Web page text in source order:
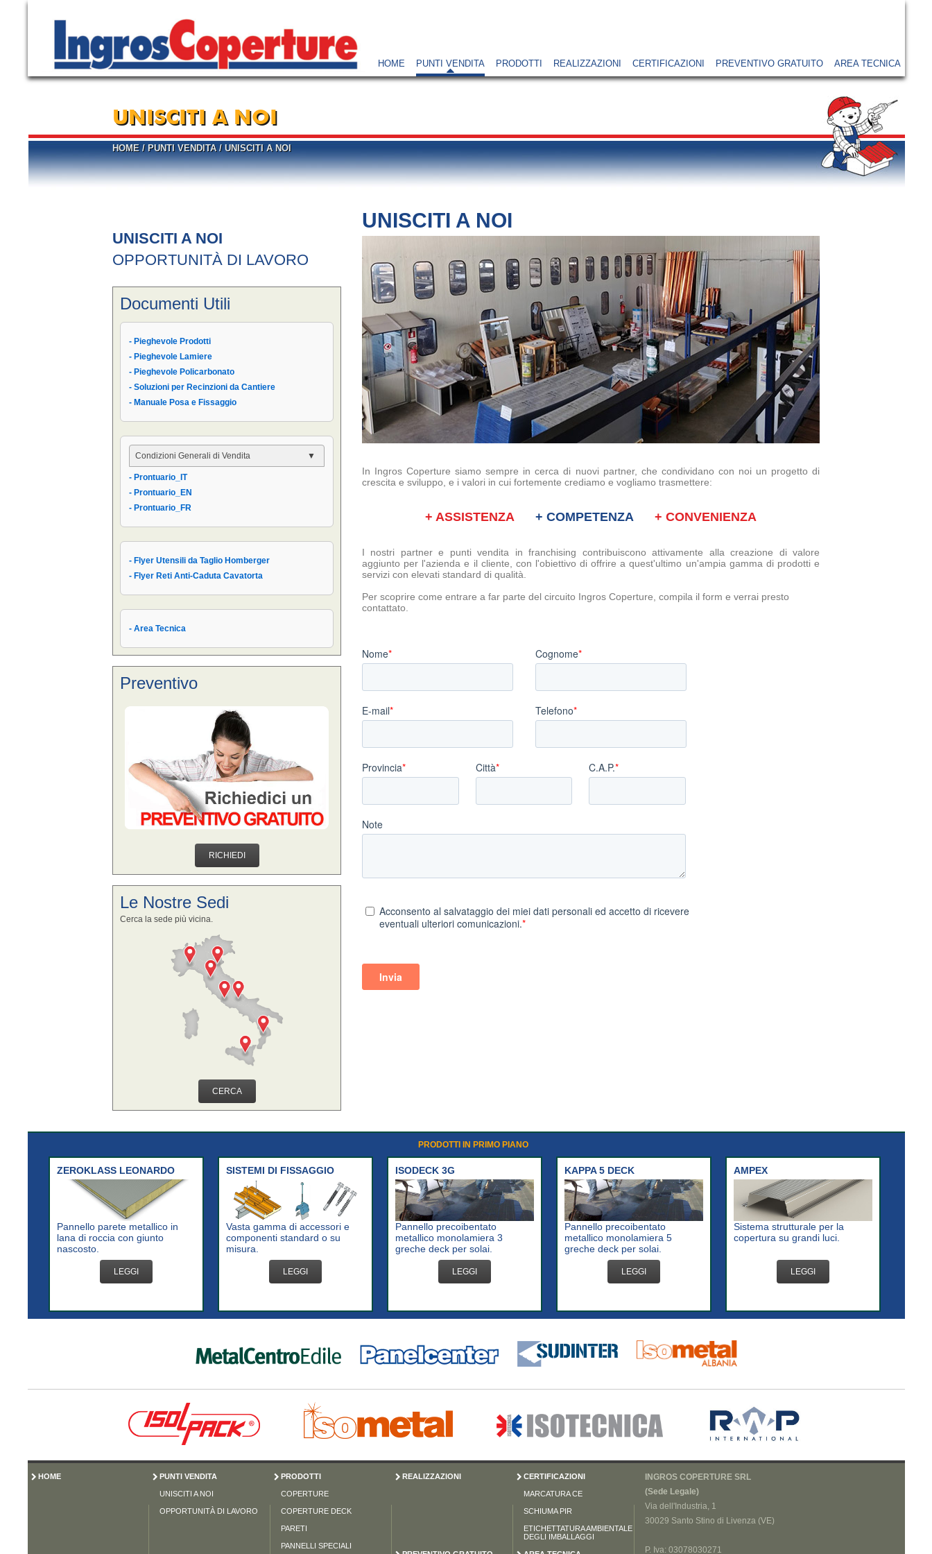
HOME PUNTI VENDITA PRODOTTI REALIZZAZIONI CERTIFICAZIONI PREVENTIVO GRATUITO AREA TECNICA
UNISCITI A NOI
HOME / PUNTI VENDITA/ UNISCITI A NOI
UNISCITI A NOI
OPPORTUNITÀ DI LAVORO
Documenti Utili
- Pieghevole Prodotti
- Pieghevole Lamiere
- Pieghevole Policarbonato
- Soluzioni per Recinzioni da Cantiere
- Manuale Posa e Fissaggio
Condizioni Generali di Vendita
- Condizioni Generali
- Condizioni di Vendita AIPPEG
- Prontuario_IT
- Prontuario_IT
- Prontuario_EN
- Prontuario_FR
- Flyer Utensili da Taglio Homberger
- Flyer Reti Anti-Caduta Cavatorta
- Area Tecnica
Preventivo
RICHIEDI
Le Nostre Sedi
Cerca la sede più vicina.
CERCA
UNISCITI A NOI
In Ingros Coperture siamo sempre in cerca di nuovi partner, che condividano con noi un progetto di
crescita e sviluppo, e i valori in cui fortemente crediamo e vogliamo trasmettere:
+ ASSISTENZA + COMPETENZA + CONVENIENZA
I nostri partner e punti vendita in franchising contribuiscono attivamente alla creazione di valore
aggiunto per l'azienda e il cliente, con l'obiettivo di offrire a quest'ultimo un'ampia gamma di prodotti e
servizi con elevati standard di qualità.
Per scoprire come entrare a far parte del circuito Ingros Coperture, compila il form e verrai presto
contattato.
PRODOTTI IN PRIMO PIANO
ZEROKLASS LEONARDO
Pannello parete metallico in
lana di roccia con giunto
nascosto.
LEGGI
SISTEMI DI FISSAGGIO
Vasta gamma di accessori e
componenti standard o su
misura.
LEGGI
ISODECK 3G
Pannello precoibentato
metallico monolamiera 3
greche deck per solai.
LEGGI
KAPPA 5 DECK
Pannello precoibentato
metallico monolamiera 5
greche deck per solai.
LEGGI
AMPEX
Sistema strutturale per la
copertura su grandi luci.
LEGGI
HOME PUNTI VENDITA
UNISCITI A NOI
OPPORTUNITÀ DI LAVORO
PRODOTTI
COPERTURE
COPERTURE DECK
PARETI
PANNELLI SPECIALI
REALIZZAZIONI CERTIFICAZIONI
MARCATURA CE
SCHIUMA PIR
ETICHETTATURA AMBIENTALE
DEGLI IMBALLAGGI
INGROS COPERTURE SRL
(Sede Legale)
Via dell'Industria, 1
30029 Santo Stino di Livenza (VE)
P. Iva: 03078030271